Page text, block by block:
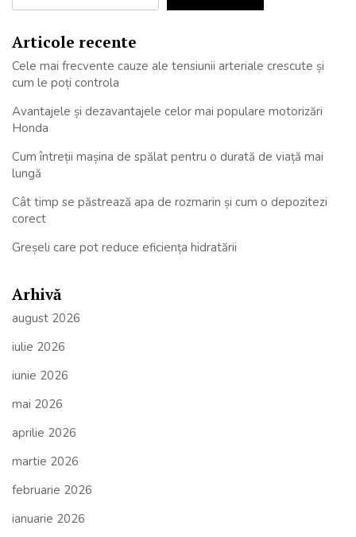
Articole recente
Cele mai frecvente cauze ale tensiunii arteriale crescute și
cum le poți controla
Avantajele și dezavantajele celor mai populare motorizări
Honda
Cum întreții mașina de spălat pentru o durată de viață mai
lungă
Cât timp se păstrează apa de rozmarin și cum o depozitezi
corect
Greșeli care pot reduce eficiența hidratării
Arhivă
august 2026
iulie 2026
iunie 2026
mai 2026
aprilie 2026
martie 2026
februarie 2026
ianuarie 2026